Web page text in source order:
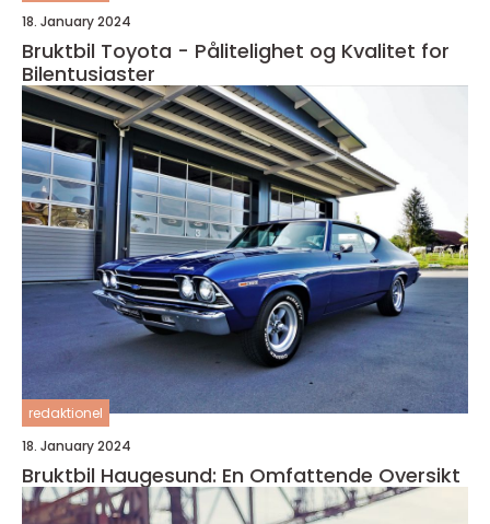
18. January 2024
Bruktbil Toyota - Pålitelighet og Kvalitet for
Bilentusiaster
redaktionel
18. January 2024
Bruktbil Haugesund: En Omfattende Oversikt